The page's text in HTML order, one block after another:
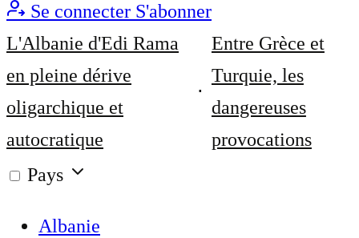
Se connecter S'abonner
L'Albanie d'Edi Rama
en pleine dérive
oligarchique et
autocratique
Entre Grèce et
Turquie, les
dangereuses
provocations
Pays
Albanie